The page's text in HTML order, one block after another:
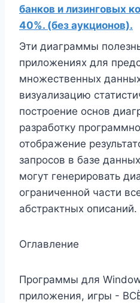
банков и лизинговых
40%. (без аукционов).
Эти диаграммы
приложениях для
множественных
визуализацию
построение основ
разработку
отображение
запросов в базе
могут генерировать
ограниченной части
абстрактных описаний.
Оглавление
Программы для
приложения, игры -